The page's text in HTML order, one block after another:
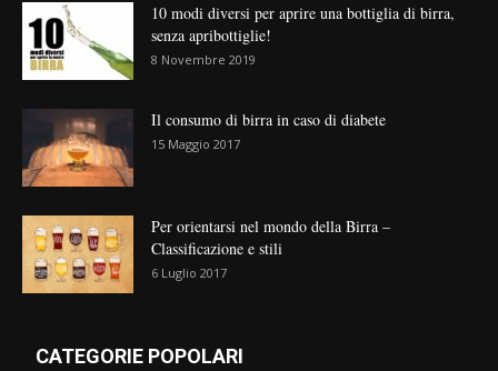
10 modi diversi per aprire una bottiglia di birra,
senza apribottiglie!
8 Novembre 2019
Il consumo di birra in caso di diabete
15 Maggio 2017
Per orientarsi nel mondo della Birra –
Classificazione e stili
6 Luglio 2017
CATEGORIE POPOLARI